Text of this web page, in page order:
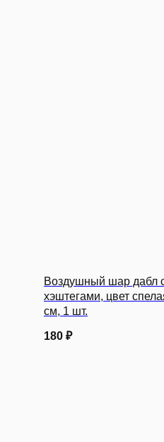
Воздушный шар дабл
хэштегами, цвет
см, 1 шт.
180 ₽